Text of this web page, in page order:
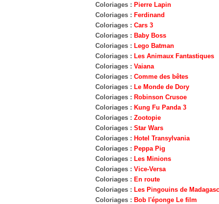
Coloriages : Pierre Lapin
Coloriages : Ferdinand
Coloriages : Cars 3
Coloriages : Baby Boss
Coloriages : Lego Batman
Coloriages : Les Animaux Fantastiques
Coloriages : Vaiana
Coloriages : Comme des bêtes
Coloriages : Le Monde de Dory
Coloriages : Robinson Crusoe
Coloriages : Kung Fu Panda 3
Coloriages : Zootopie
Coloriages : Star Wars
Coloriages : Hotel Transylvania
Coloriages : Peppa Pig
Coloriages : Les Minions
Coloriages : Vice-Versa
Coloriages : En route
Coloriages : Les Pingouins de
Coloriages : Bob l'éponge Le film